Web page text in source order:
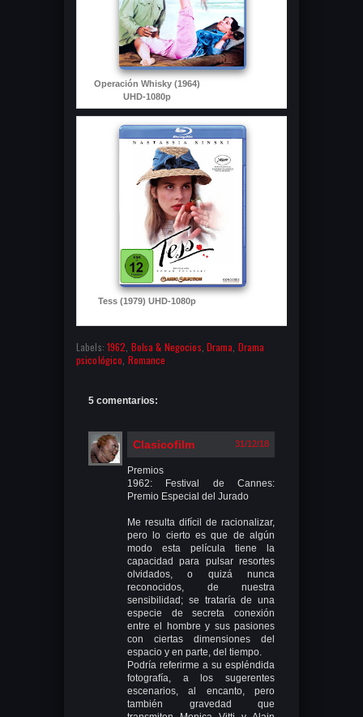
Operación Whisky (1964)
UHD-1080p
Tess (1979) UHD-1080p
Labels: 1962 Bolsa & Negocios Drama Drama
psicológico Romance
5 comentarios:
Clasicofilm 31/12/18
Premios
1962: Festival de Cannes:
Premio Especial del Jurado
Me resulta difícil de racionalizar,
pero lo cierto es que de algún
modo esta película tiene la
capacidad para pulsar resortes
olvidados, o quizá nunca
reconocidos, de nuestra
sensibilidad; se trataría de una
especie de secreta conexión
entre el hombre y sus pasiones
con ciertas dimensiones del
espacio y en parte, del tiempo.
Podría referirme a su espléndida
fotografía, a los sugerentes
escenarios, al encanto, pero
también gravedad que